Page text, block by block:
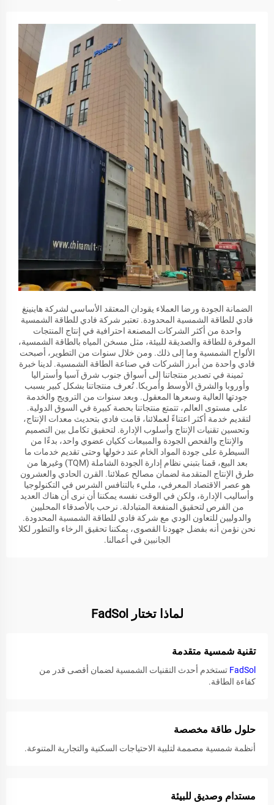
الضمانة الجودة ورضا العملاء يقودان المعتقد الأساسي لشركة هاينينغ
فادي للطاقة الشمسية المحدودة. تعتبر شركة فادي للطاقة الشمسية
واحدة من أكثر الشركات المصنعة احترافية في إنتاج المنتجات
الموفرة للطاقة والصديقة للبيئة، مثل مسخن المياه بالطاقة الشمسية،
الألواح الشمسية وما إلى ذلك. ومن خلال سنوات من التطوير، أصبحت
فادي واحدة من أبرز الشركات في صناعة الطاقة الشمسية. لدينا خبرة
ثمينة في تصدير منتجاتنا إلى أسواق جنوب شرق آسيا وأستراليا
وأوروبا والشرق الأوسط وأمريكا. تُعرف منتجاتنا بشكل كبير بسبب
جودتها العالية وسعرها المعقول. وبعد سنوات من الترويج والخدمة
على مستوى العالم، تتمتع منتجاتنا بحصة كبيرة في السوق الدولية.
لتقديم خدمة أكثر اعتناءً لعملائنا، قامت فادي بتحديث معدات الإنتاج،
وتحسين تقنيات الإنتاج وأسلوب الإدارة. لتحقيق تكامل بين التصميم
والإنتاج والفحص الجودة والمبيعات ككيان عضوي واحد، بدءًا من
السيطرة على جودة المواد الخام عند دخولها وحتى تقديم خدمات ما
بعد البيع، قمنا بتبني نظام إدارة الجودة الشاملة (TQM) وغيرها من
طرق الإنتاج المتقدمة لضمان مصالح عملائنا. القرن الحادي والعشرون
هو عصر الاقتصاد المعرفي، مليء بالتنافس الشرس في التكنولوجيا
وأساليب الإدارة، ولكن في الوقت نفسه يمكننا أن نرى أن هناك العديد
من الفرص لتحقيق المنفعة المتبادلة. نرحب بالأصدقاء المحليين
والدوليين للتعاون الودي مع شركة فادي للطاقة الشمسية المحدودة.
نحن نؤمن أنه بفضل جهودنا القصوى، يمكننا تحقيق الرخاء والتطور لكلا
الجانبين في أعمالنا.
لماذا تختار FadSol
تقنية شمسية متقدمة
FadSolتستخدم أحدث التقنيات الشمسية لضمان أقصى قدر من
كفاءة الطاقة.
حلول طاقة مخصصة
أنظمة شمسية مصممة لتلبية الاحتياجات السكنية والتجارية المتنوعة.
مستدام وصديق للبيئة